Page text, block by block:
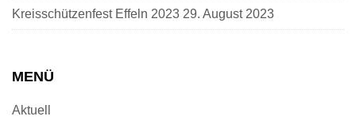
Kreisschützenfest Effeln 2023 29. August 2023
MENÜ
Aktuell